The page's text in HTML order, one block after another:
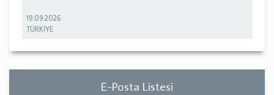
19.09.2026
TÜRKİYE
E-Posta Listesi